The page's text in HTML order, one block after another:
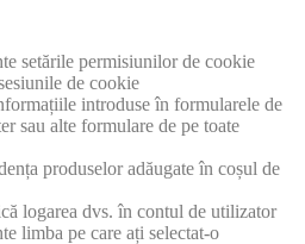
setările permisiunilor de cookie
de cookie
introduse în formularele de
sau alte formulare de pe toate
produselor adăugate în coșul de
logarea dvs. în contul de utilizator
limba pe care ați selectat-o